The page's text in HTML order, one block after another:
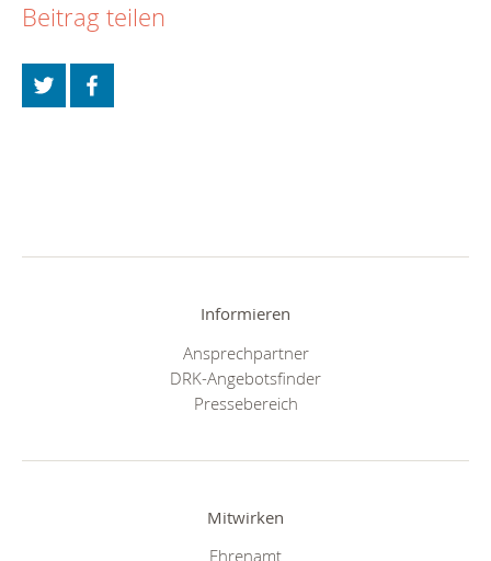
Beitrag teilen
Informieren
Ansprechpartner
DRK-Angebotsfinder
Pressebereich
Mitwirken
Ehrenamt